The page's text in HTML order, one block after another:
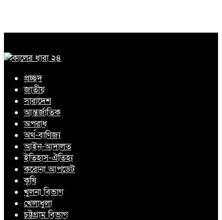
প্রচ্ছদ
জাতীয়
সারাদেশ
আন্তর্জাতিক
অপরাধ
অর্থ-বাণিজ্য
আইন-আদালত
ইতিহাস-ঐতিহ্য
করোনা আপডেট
কৃষি
খুলনা বিভাগ
খেলাধুলা
চট্টগ্রাম বিভাগ